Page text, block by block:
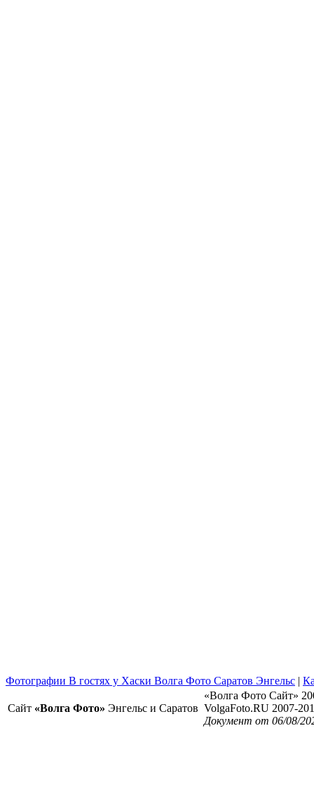
Фотографии В гостях у Хаски Волга Фото Саратов Энгельс |
Сайт «Волга Фото» Энгельс и Саратов
«Волга Фото Сайт»
VolgaFoto.RU 2007-
Документ от 06/08/